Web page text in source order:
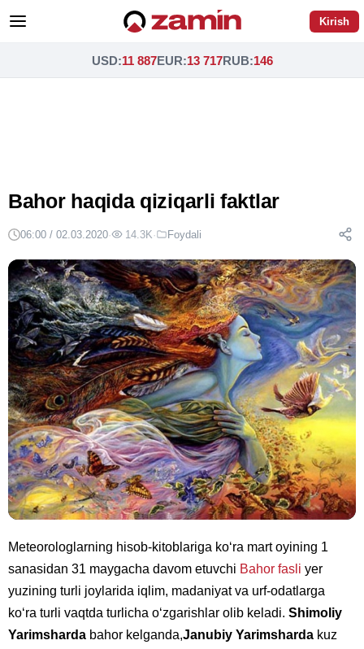
Kirish
USD:11 887EUR:13 717RUB:146
Bahor haqida qiziqarli faktlar
06:00 / 02.03.2020· 14.3K· Foydali
Meteorologlarning hisob-kitoblariga ko‘ra mart oyining 1
sanasidan 31 maygacha davom etuvchi Bahor fasli yer
yuzining turli joylarida iqlim, madaniyat va urf-odatlarga
ko‘ra turli vaqtda turlicha o‘zgarishlar olib keladi. Shimoliy
Yarimsharda bahor kelganda,Janubiy Yarimsharda kuz